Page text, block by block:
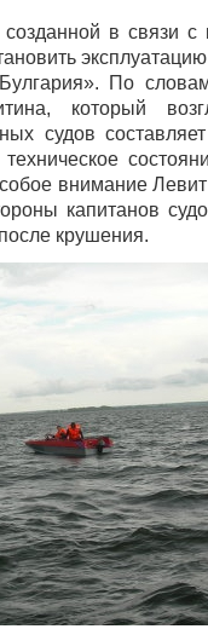
в связи с
эксплуатацию
По
который
судов
внимание
капитанов
крушения.